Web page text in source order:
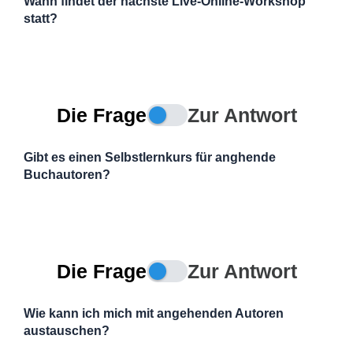
statt?
Die Frage Zur Antwort
Gibt es einen Selbstlernkurs für anghende
Buchautoren?
Die Frage Zur Antwort
Wie kann ich mich mit angehenden Autoren
austauschen?